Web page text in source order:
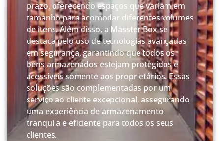
prazo, oferecendo espaços que variam em
tamanho para acomodar diferentes volumes
de itens. Além disso, a Masster Box se
destaca pelo uso de tecnologias avançadas
em segurança, garantindo que todos os
bens armazenados estejam protegidos e
acessíveis somente aos proprietários. Essas
soluções são complementadas por um
serviço ao cliente excepcional, assegurando
uma experiência de armazenamento
tranquila e eficiente para todos os seus
clientes.